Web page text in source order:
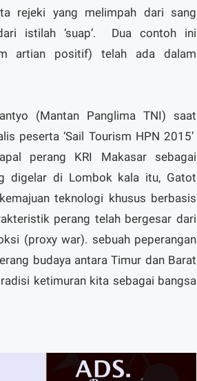
rejeki yang melimpah dari sang
istilah ‘suap’. Dua contoh ini
artian positif) telah ada dalam
(Mantan Panglima TNI) saat
peserta ‘Sail Tourism HPN 2015’
perang KRI Makasar sebagai
digelar di Lombok kala itu, Gatot
teknologi khusus berbasis
perang telah bergesar dari
(proxy war). sebuah peperangan
budaya antara Timur dan Barat
ketimuran kita sebagai bangsa